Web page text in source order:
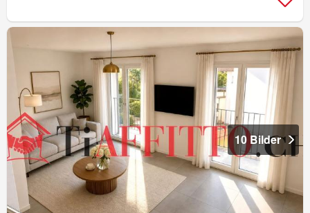
10 Bilder